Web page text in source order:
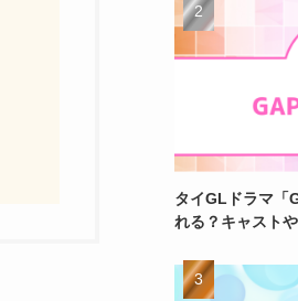
タイGLドラマ「
れる？キャスト